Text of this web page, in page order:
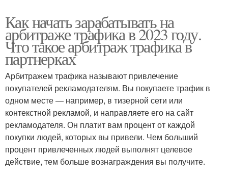
Как начать зарабатывать на
арбитраже трафика в 2023 году.
Что такое арбитраж трафика в
партнерках
Арбитражем трафика называют привлечение
покупателей рекламодателям. Вы покупаете трафик в
одном месте — например, в тизерной сети или
контекстной рекламой, и направляете его на сайт
рекламодателя. Он платит вам процент от каждой
покупки людей, которых вы привели. Чем больший
процент привлеченных людей выполнят целевое
действие, тем больше вознаграждения вы получите.